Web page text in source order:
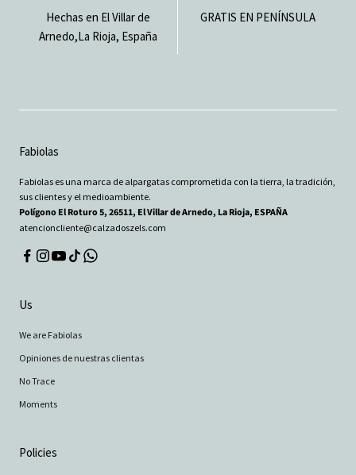
Hechas en El Villar de
Arnedo,La Rioja, España
GRATIS EN PENÍNSULA
Fabiolas
Fabiolas es una marca de alpargatas comprometida con la tierra, la tradición,
sus clientes y el medioambiente.
Polígono El Roturo 5, 26511, El Villar de Arnedo, La Rioja, ESPAÑA
atencioncliente@calzadoszels.com
Us
We are Fabiolas
Opiniones de nuestras clientas
No Trace
Moments
Policies